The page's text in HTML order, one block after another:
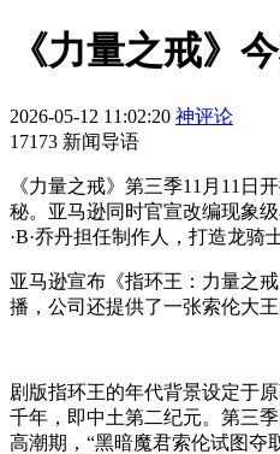
《力量之戒》
2026-05-12 11:02:20 神评论
17173 新闻导语
《力量之戒》第三季11月11日
秘。亚马逊同时官宣改编现象
·B·乔丹担任制作人，打造龙骑
亚马逊宣布《指环王：力量之
播，公司还提供了一张索伦大王
剧版指环王的年代背景设定于
千年，即中土第二纪元。第三
高潮期，“黑暗魔君索伦试图夺